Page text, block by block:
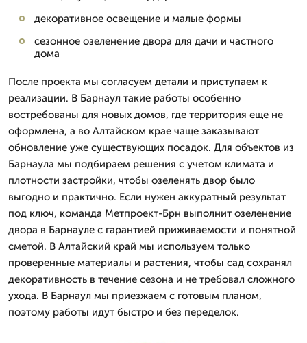
декоративное освещение и малые формы
сезонное озеленение двора для дачи и частного
дома
После проекта мы согласуем детали и приступаем к
реализации. В Барнаул такие работы особенно
востребованы для новых домов, где территория еще не
оформлена, а во Алтайском крае чаще заказывают
обновление уже существующих посадок. Для объектов из
Барнаула мы подбираем решения с учетом климата и
плотности застройки, чтобы озеленять двор было
выгодно и практично. Если нужен аккуратный результат
под ключ, команда Метпроект-Брн выполнит озеленение
двора в Барнауле с гарантией приживаемости и понятной
сметой. В Алтайский край мы используем только
проверенные материалы и растения, чтобы сад сохранял
декоративность в течение сезона и не требовал сложного
ухода. В Барнаул мы приезжаем с готовым планом,
поэтому работы идут быстро и без переделок.